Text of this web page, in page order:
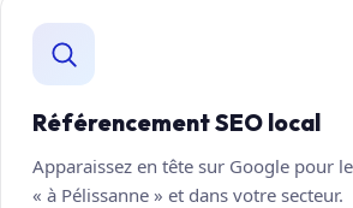
Référencement SEO local
Apparaissez en tête sur Google pour
« à Pélissanne » et dans votre secteur.